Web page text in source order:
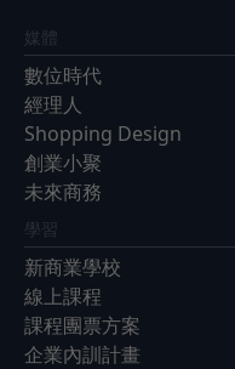
媒體
數位時代
經理人
Shopping Design
創業小聚
未來商務
學習
新商業學校
線上課程
課程團票方案
企業內訓計畫